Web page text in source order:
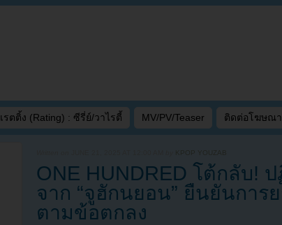
เรตติ้ง (Rating) : ซีรี่ย์/วาไรตี้ MV/PV/Teaser ติดต่อโฆษณา
KPOP YOUZAB
ONE HUNDRED โต้กลับ!
จาก “จูฮักนยอน” ยืนยันการ
ตามข้อตกลง